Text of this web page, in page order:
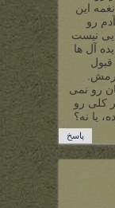
این
رو
نیست
آل ها
قبول
رو نمی
کلی رو
یا نه؟
پاسخ